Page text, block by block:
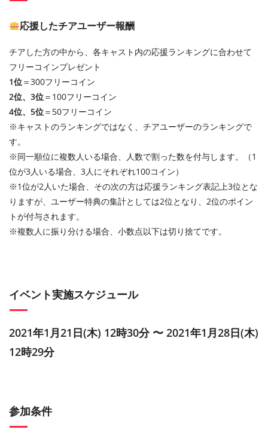
応援したチアユーザー報酬
チアした方の中から、各キャスト内の応援ランキングに合わせて
フリーコインプレゼント
1位＝300フリーコイン
2位、3位＝100フリーコイン
4位、5位＝50フリーコイン
※キャストのランキングではなく、チアユーザーのランキングで
す。
※同一順位に複数人いる場合、人数で割った数を付与します。（1
位が3人いる場合、3人にそれぞれ100コイン）
※1位が2人いた場合、その次の方は応援ランキング表記上3位とな
りますが、ユーザー特典の集計としては2位となり、2位のポイン
トが付与されます。
※複数人に振り分ける場合、小数点以下は切り捨てです。
イベント実施スケジュール
2021年1月21日(木) 12時30分 〜 2021年1月28日(木)
12時29分
参加条件